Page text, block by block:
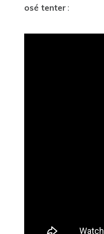
osé tenter: